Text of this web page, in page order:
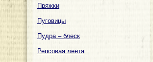
Пряжки
Пуговицы
Пудра – блеск
Репсовая лента